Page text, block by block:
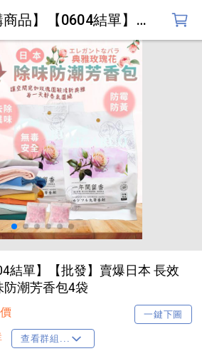
【預購商品】【0604結單】【批發】賣爆日本 長效24H典雅玫瑰花除味防潮芳香包4袋
結單】【批發】賣爆日本 長效
防潮芳香包4袋
一鍵下圖
查看群組...